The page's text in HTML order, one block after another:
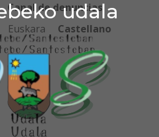
udala
udala
Canal de denuncias
Euskara
Castellano